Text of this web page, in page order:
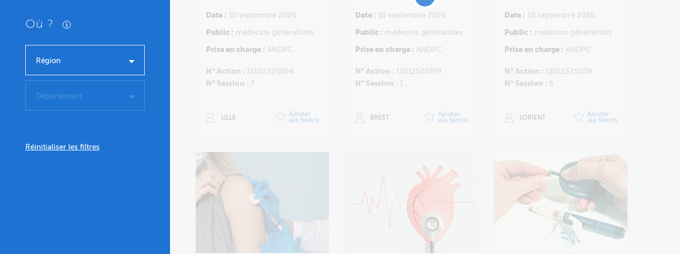
Où ?
Région
Département
Réinitialiser les filtres
Date : 10 septembre 2026
Public : médecins généralistes
Prise en charge : ANDPC
N° Action : 11012325064
N° Session : 7
LILLE
Ajouter
aux favoris
Date : 10 septembre 2026
Public : médecins généralistes
Prise en charge : ANDPC
N° Action : 11012525599
N° Session : 1
BREST
Ajouter
aux favoris
Date : 10 septembre 2026
Public : médecins généralistes
Prise en charge : ANDPC
N° Action : 11012325209
N° Session : 5
LORIENT
Ajouter
aux favoris